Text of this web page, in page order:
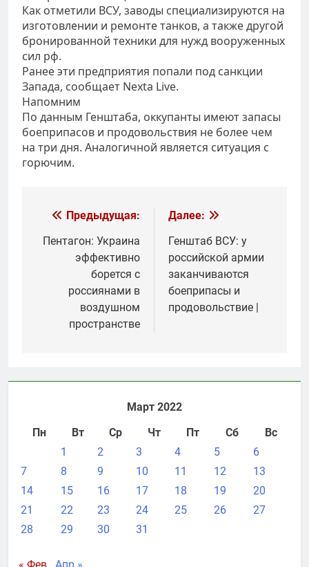
Как отметили ВСУ, заводы специализируются на
изготовлении и ремонте танков, а также другой
бронированной техники для нужд вооруженных
сил рф.
Ранее эти предприятия попали под санкции
Запада, сообщает Nexta Live.
Напомним
По данным Генштаба, оккупанты имеют запасы
боеприпасов и продовольствия не более чем
на три дня. Аналогичной является ситуация с
горючим.
Навигация
по
записям
Предыдущая:
Пентагон: Украина
эффективно
борется с
россиянами в
воздушном
пространстве
Далее:
Генштаб ВСУ: у
российской армии
заканчиваются
боеприпасы и
продовольствие |
Март 2022
Пн
Вт Ср Чт Пт Сб
Вс
1
2 3 4 5
6
7
8 9 10 11 12
13
14
15 16 17 18 19
20
21
22 23 24 25 26
27
28
29 30 31